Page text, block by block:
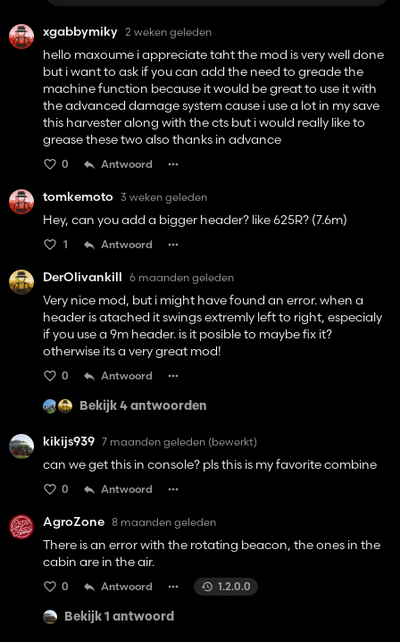
xgabbymiky 2 weken geleden
hello maxoume i appreciate taht the mod is very well done
but i want to ask if you can add the need to greade the
machine function because it would be great to use it with
the advanced damage system cause i use a lot in my save
this harvester along with the cts but i would really like to
grease these two also thanks in advance
0 Antwoord
tomkemoto 3 weken geleden
Hey, can you add a bigger header? like 625R? (7.6m)
1 Antwoord
DerOlivankill 6 maanden geleden
Very nice mod, but i might have found an error. when a
header is atached it swings extremly left to right, especialy
if you use a 9m header. is it posible to maybe fix it?
otherwise its a very great mod!
0 Antwoord
Bekijk 4 antwoorden
kikijs939 7 maanden geleden (bewerkt)
can we get this in console? pls this is my favorite combine
0 Antwoord
AgroZone 8 maanden geleden
There is an error with the rotating beacon, the ones in the
cabin are in the air.
0 Antwoord 1.2.0.0
Bekijk 1 antwoord